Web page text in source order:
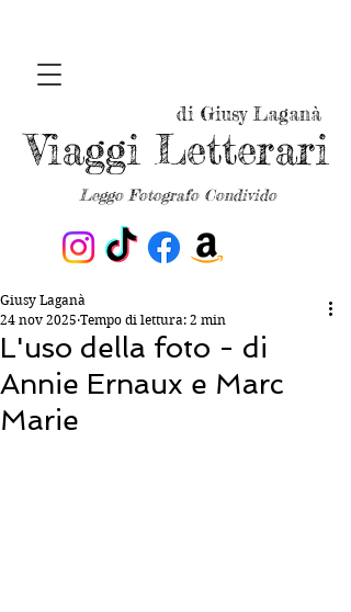
Leggo Fotografo Condivido
Viaggi Letterari
di Giusy Laganà
L'uso della foto - di
Annie Ernaux e Marc
Marie
Giusy Laganà
24 nov 2025 Tempo di lettura: 2 min